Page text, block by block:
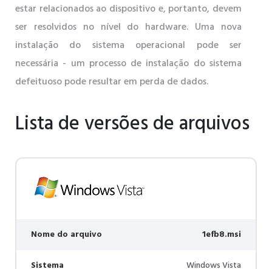
estar relacionados ao dispositivo e, portanto, devem
ser resolvidos no nível do hardware. Uma nova
instalação do sistema operacional pode ser
necessária - um processo de instalação do sistema
defeituoso pode resultar em perda de dados.
Lista de versões de arquivos
Nome do arquivo 1efb8.msi
Sistema Windows Vista